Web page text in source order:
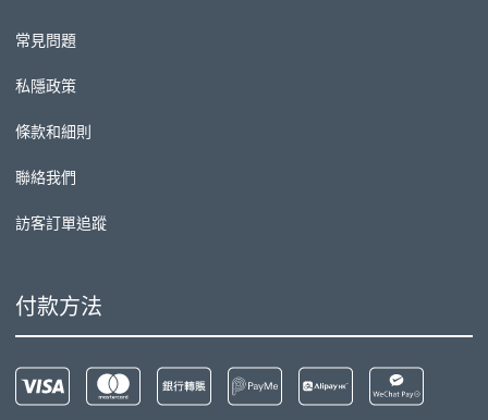
常見問題
私隱政策
條款和細則
聯絡我們
訪客訂單追蹤
付款方法